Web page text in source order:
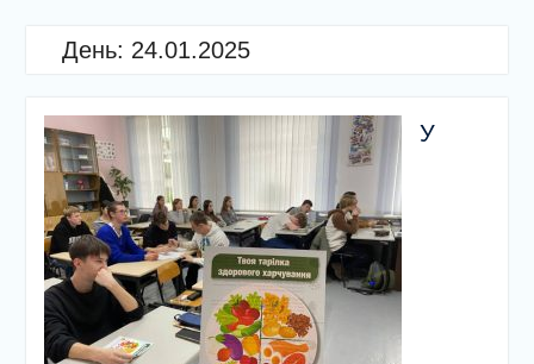
День: 24.01.2025
У